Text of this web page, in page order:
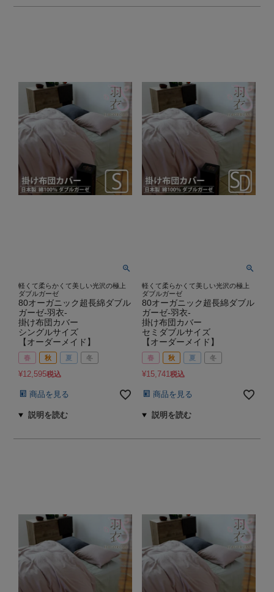
軽くて柔らかくて美しい光沢の極上
ダブルガーゼ
80オーガニック超長綿ダブル
ガーゼ-羽衣-
掛け布団カバー
シングルサイズ
【オーダーメイド】
春 秋 夏 冬
¥12,595税込
商品を見る
軽くて柔らかくて美しい光沢の極上
ダブルガーゼ
80オーガニック超長綿ダブル
ガーゼ-羽衣-
掛け布団カバー
セミダブルサイズ
【オーダーメイド】
春 秋 夏 冬
¥15,741税込
商品を見る